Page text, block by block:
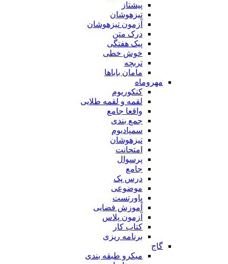
پیشتاز
تیزهوشان
آزمون تیزهوشان
درک متن
پیک هفتگی
خوش خطی
تربچه
مامان باباها
مهروماه
کنکوریوم
لقمه و لقمه طلایی
واقعا جامع
جمع بندی
سمپادیوم
تیزهوشان
امتحانت
پرسوال
جامع
درس پک
موضوعی
پاورتست
آموزش فضایی
آزمون پلاس
کتاب کار
برنامه ریزی
گاج
میکرو طبقه بندی